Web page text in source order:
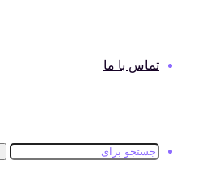
تماس با ما